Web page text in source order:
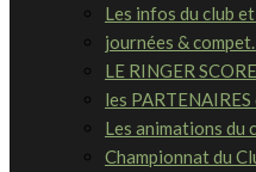
Les infos du club et
journées & compet.
LE RINGER
les PARTENAIRES
Les animations du
Championnat du